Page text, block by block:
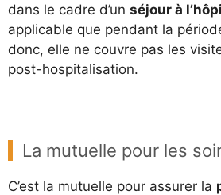
dans le cadre d’un séjour à
applicable que pendant la
donc, elle ne couvre pas les
post-hospitalisation.
La mutuelle pour les
C’est la mutuelle pour assurer la